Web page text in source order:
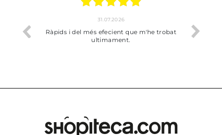
31.07.2026
Ràpids i del més efecient que m'he trobat
ultimament.